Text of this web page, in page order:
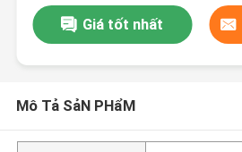
Giá tốt nhất
Mô Tả SảN PHẩM